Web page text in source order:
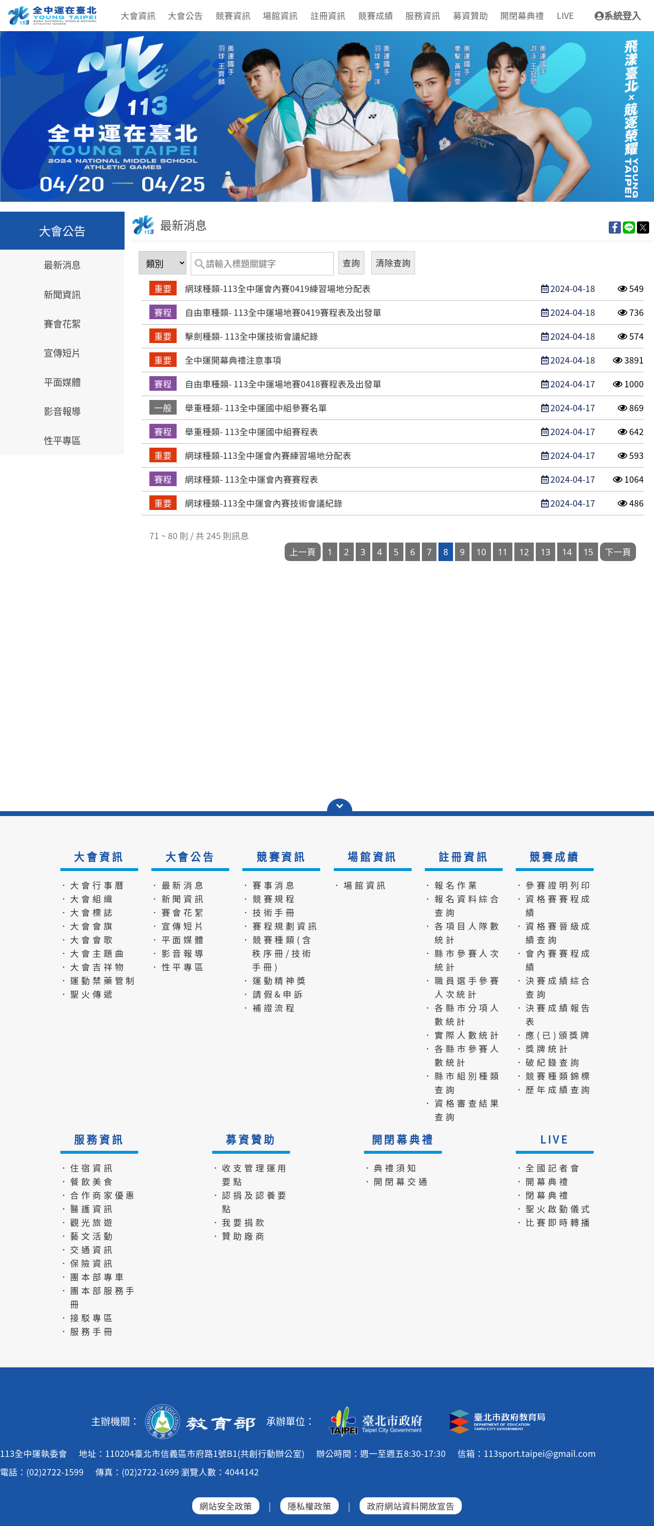
大會資訊 大會公告 競賽資訊 場館資訊 註冊資訊 競賽成績 服務資訊 募資贊助 開閉幕典禮 LIVE 系統登入
大會公告
最新消息
新聞資訊
賽會花絮
宣傳短片
平面媒體
影音報導
性平專區
最新消息
重要 網球種類-113全中運會內賽0419練習場地分配表 發布日期
2024-04-18 點閱
549
賽程
自由車種類- 113全中運場地賽0419賽程表及出發單 發布日期
2024-04-18 點閱
736
重要
擊劍種類- 113全中運技術會議紀錄 發布日期
2024-04-18 點閱
574
重要
全中運開幕典禮注意事項 發布日期
2024-04-18 點閱次
3891
賽程
自由車種類- 113全中運場地賽0418賽程表及出發單 發布日期
2024-04-17 點閱次
1000
一般
舉重種類- 113全中運國中組參賽名單 發布日期
2024-04-17 點閱
869
賽程
舉重種類- 113全中運國中組賽程表 發布日期
2024-04-17 點閱
642
重要
網球種類-113全中運會內賽練習場地分配表 發布日期
2024-04-17 點閱
593
賽程
網球種類- 113全中運會內賽賽程表 發布日期
2024-04-17 點閱次
1064
重要
網球種類-113全中運會內賽技術會議紀錄 發布日期
2024-04-17 點閱
486
71 ~ 80 則 / 共 245 則訊息
大會資訊
．大會行事曆
．大會組織
．大會標誌
．大會會旗
．大會會歌
．大會主題曲
．大會吉祥物
．運動禁藥管制
．聖火傳遞
大會公告
．最新消息
．新聞資訊
．賽會花絮
．宣傳短片
．平面媒體
．影音報導
．性平專區
競賽資訊
．賽事消息
．競賽規程
．技術手冊
．賽程規劃資訊
．競賽種類(含
秩序冊/技術
手冊)
．運動精神獎
．請假&申訴
．補證流程
場館資訊
．場館資訊
註冊資訊
．報名作業
．報名資料綜合
查詢
．各項目人隊數
統計
．縣市參賽人次
統計
．職員選手參賽
人次統計
．各縣市分項人
數統計
．實際人數統計
．各縣市參賽人
數統計
．縣市組別種類
查詢
．資格審查結果
查詢
競賽成績
．參賽證明列印
．資格賽賽程成
績
．資格賽晉級成
績查詢
．會內賽賽程成
績
．決賽成績綜合
查詢
．決賽成績報告
表
．應(已)頒獎牌
．獎牌統計
．破紀錄查詢
．競賽種類錦標
．歷年成績查詢
服務資訊
．住宿資訊
．餐飲美食
．合作商家優惠
．醫護資訊
．觀光旅遊
．藝文活動
．交通資訊
．保險資訊
．團本部專車
．團本部服務手
冊
．接駁專區
．服務手冊
募資贊助
．收支管理運用
要點
．認捐及認養要
點
．我要捐款
．贊助廠商
開閉幕典禮
．典禮須知
．開閉幕交通
LIVE
．全國記者會
．開幕典禮
．閉幕典禮
．聖火啟動儀式
．比賽即時轉播
主辦機關： 承辦單位：
113全中運執委會 地址：110204臺北市信義區市府路1號B1(共創行動辦公室) 辦公時間：週一至週五8:30-17:30
信箱：113sport.taipei@gmail.com
電話：(02)2722-1599
傳真：(02)2722-1699 瀏覽人數：4044142
網站安全政策 | 隱私權政策 | 政府網站資料開放宣告